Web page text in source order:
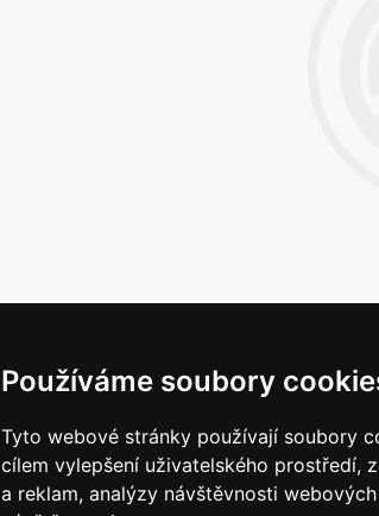
Používáme soubory
Tyto webové stránky používají soubory
cílem vylepšení uživatelského prostředí,
a reklam, analýzy návštěvnosti
Vaše
dotazy